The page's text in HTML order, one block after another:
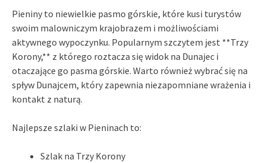
Pieniny to niewielkie pasmo górskie, które kusi turystów
swoim malowniczym krajobrazem i możliwościami
aktywnego wypoczynku. Popularnym szczytem jest **Trzy
Korony,** z którego roztacza się widok na Dunajec i
otaczające go pasma górskie. Warto również wybrać się na
spływ Dunajcem, który zapewnia niezapomniane wrażenia i
kontakt z naturą.
Najlepsze szlaki w Pieninach to:
Szlak na Trzy Korony